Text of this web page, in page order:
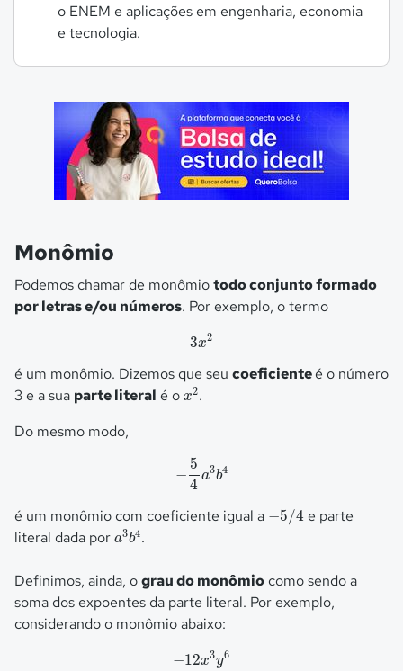
o ENEM e aplicações em engenharia, economia
e tecnologia.
Monômio
Podemos chamar de monômiotodo conjunto formado
por letras e/ou números. Por exemplo, o termo
3x2
3 2
é um monômio. Dizemos que seu coeficienteé o número
3 e a sua parte literal é o x2
x 2.
Do mesmo modo,
−
5
4 a3b4
54
é um monômio com coeficiente igual a −5/4
5 4 e parte
literal dada por a3b4
3b.
Definimos, ainda, ograu do monômio como sendo a
soma dos expoentes da parte literal. Por exemplo,
considerando o monômio abaixo:
−12x3y6
12x 3y 6